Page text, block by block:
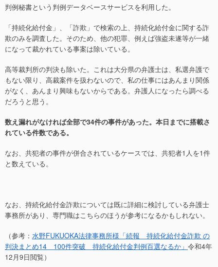
判例秘書という判例データベースサービスを利用した。
「持続化給付金」、「詐欺」で検索の上、持続化給付金に関する詐
欺のみを調査した。そのため、他の犯罪、例えば強盗未遂等が一緒
になって裁かれている事案は除いている。
高等裁判所の判決も除いた。これは大分県の弁護士は、私選弁護で
もない限り、高裁案件を扱わないので、私の仕事にはあんまり関係
がなく、あんまり興味もないからである。弁護人になったら調べる
だろうと思う。
数え漏れがなければ全部で34件の事件があった。本日までに搭載さ
れている件数である。
なお、共犯者の事件が併合されているケースでは、共犯者1人を1件
と数えている。
なお、持続化給付金詐欺については既に詳細に検討している弁護士
事務所があり、専門職はこちらのほうが参考になるかもしれない。
（参考： 水野FUKUOKA法律事務所様「続報 持続化給付金詐欺 の
判決まとめ14 100件突破 持続化給付金判例百選なるか」 令和4年
12月9日閲覧）